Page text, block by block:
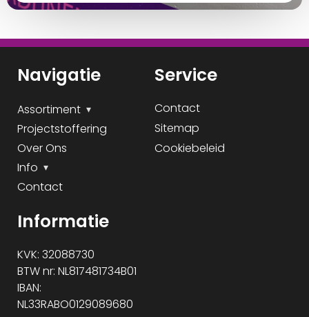
Navigatie
Assortiment
Projectstoffering
Over Ons
Info
Contact
Service
Contact
Sitemap
Cookiebeleid
Informatie
KVK: 32088730
BTW nr: NL817481734B01
IBAN:
NL33RABO0129089680